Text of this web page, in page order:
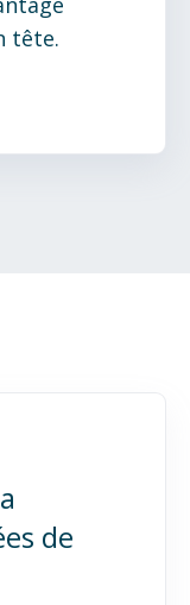
tête.
de